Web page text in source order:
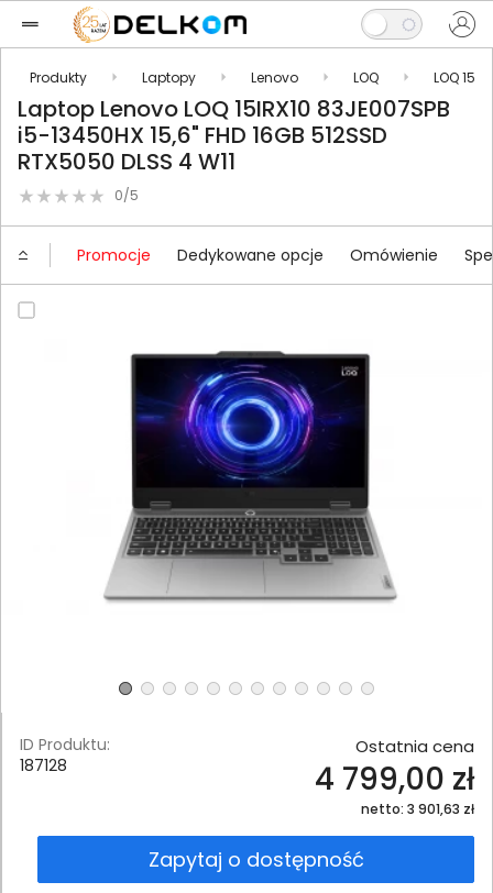
Produkty Laptopy Lenovo LOQ LOQ 15
Laptop Lenovo LOQ 15IRX10 83JE007SPB
i5-13450HX 15,6" FHD 16GB 512SSD
RTX5050 DLSS 4 W11
0/5
Promocje Dedykowane opcje Omówienie
ID Produktu:
187128
Ostatnia cena
4 799,00 zł
netto: 3 901,63 zł
Zapytaj o dostępność